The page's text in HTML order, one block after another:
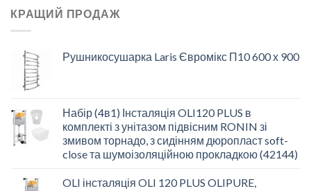
КРАЩИЙ ПРОДАЖ
Рушникосушарка Laris Євромікс П10 600 х 900
Набір (4в1) Інсталяція OLI120 PLUS в
комплекті з унітазом підвісним RONIN зі
змивом торнадо, з сидінням дюропласт soft-
close та шумоізоляційною прокладкою (42144)
OLI інсталяція OLI 120 PLUS OLIPURE,